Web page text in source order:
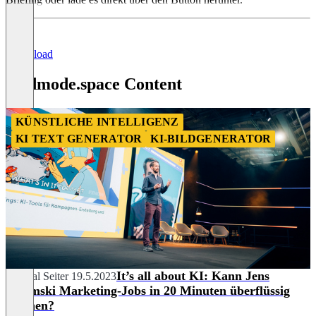
Download
Godmode.space Content
KÜNSTLICHE INTELLIGENZ
KI TEXT GENERATOR
KI-BILDGENERATOR
Chantal Seiter 19.5.2023It’s all about KI: Kann Jens
Polomski Marketing-Jobs in 20 Minuten überflüssig
machen?